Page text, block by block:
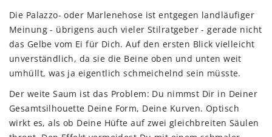
Die Palazzo- oder Marlenehose ist entgegen landläufiger
Meinung - übrigens auch vieler Stilratgeber - gerade nicht
das Gelbe vom Ei für Dich. Auf den ersten Blick vielleicht
unverständlich, da sie die Beine oben und unten weit
umhüllt, was ja eigentlich schmeichelnd sein müsste.
Der weite Saum ist das Problem: Du nimmst Dir in Deiner
Gesamtsilhouette Deine Form, Deine Kurven. Optisch
wirkt es, als ob Deine Hüfte auf zwei gleichbreiten Säulen